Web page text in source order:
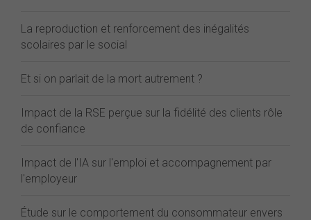
La reproduction et renforcement des inégalités
scolaires par le social
Et si on parlait de la mort autrement ?
Impact de la RSE perçue sur la fidélité des clients rôle
de confiance
Impact de l'IA sur l'emploi et accompagnement par
l'employeur
Étude sur le comportement du consommateur envers